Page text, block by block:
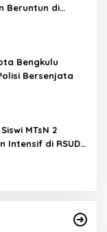
Beruntun di
Bengkulu
Bersenjata
MTsN 2
Intensif di RSUD